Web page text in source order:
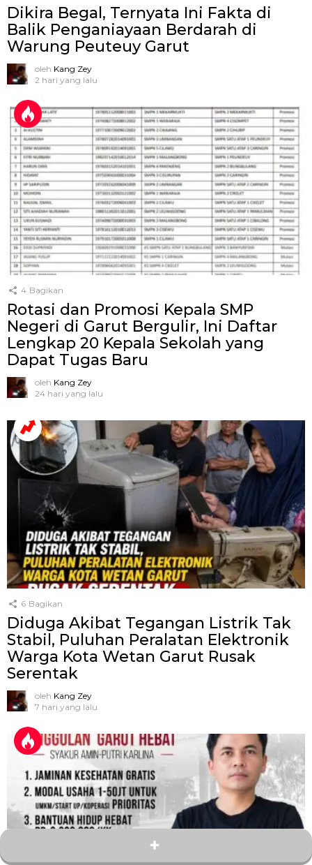
Dikira Begal, Ternyata Ini Fakta di
Balik Penganiayaan Berdarah di
Warung Peuteuy Garut
oleh Kang Zey
2 hari yang lalu
4 Bagikan
Rotasi dan Promosi Kepala SMP
Negeri di Garut Bergulir, Ini Daftar
Lengkap 20 Kepala Sekolah yang
Dapat Tugas Baru
oleh Kang Zey
24 hari yang lalu
6 Bagikan
Diduga Akibat Tegangan Listrik Tak
Stabil, Puluhan Peralatan Elektronik
Warga Kota Wetan Garut Rusak
Serentak
oleh Kang Zey
7 hari yang lalu